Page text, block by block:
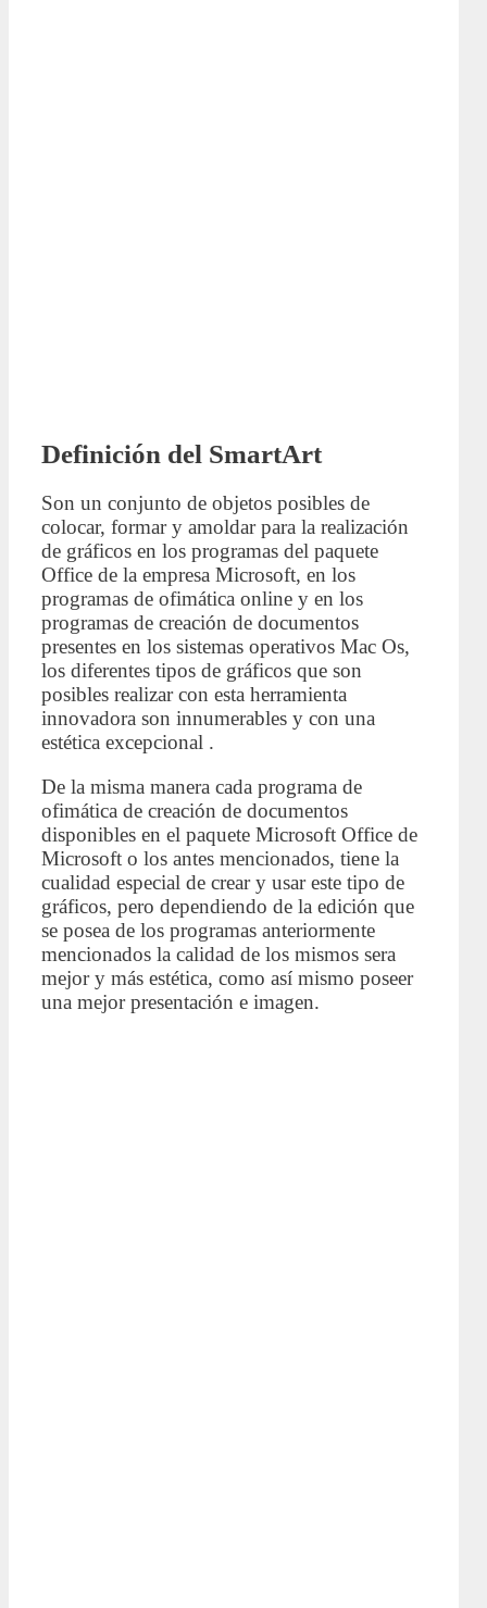
Definición del SmartArt
Son un conjunto de objetos posibles de
colocar, formar y amoldar para la realización
de gráficos en los programas del paquete
Office de la empresa Microsoft, en los
programas de ofimática online y en los
programas de creación de documentos
presentes en los sistemas operativos Mac Os,
los diferentes tipos de gráficos que son
posibles realizar con esta herramienta
innovadora son innumerables y con una
estética excepcional .
De la misma manera cada programa de
ofimática de creación de documentos
disponibles en el paquete Microsoft Office de
Microsoft o los antes mencionados, tiene la
cualidad especial de crear y usar este tipo de
gráficos, pero dependiendo de la edición que
se posea de los programas anteriormente
mencionados la calidad de los mismos sera
mejor y más estética, como así mismo poseer
una mejor presentación e imagen.